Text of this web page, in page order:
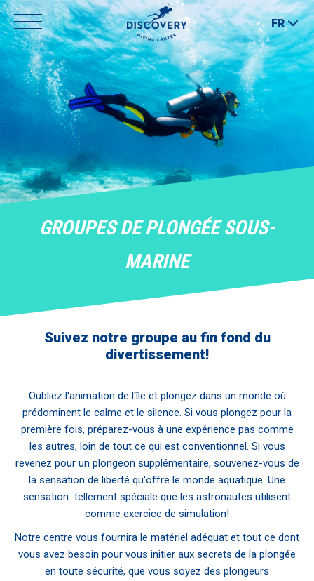
Jump
to
navigation
FR
Back
to
top
GROUPES DE PLONGÉE SOUS-
MARINE
Suivez notre groupe au fin fond du
divertissement!
Oubliez l'animation de l'île et plongez dans un monde où
prédominent le calme et le silence. Si vous plongez pour la
première fois, préparez-vous à une expérience pas comme
les autres, loin de tout ce qui est conventionnel. Si vous
revenez pour un plongeon supplémentaire, souvenez-vous de
la sensation de liberté qu'offre le monde aquatique. Une
sensation tellement spéciale que les astronautes utilisent
comme exercice de simulation!
Notre centre vous fournira le matériel adéquat et tout ce dont
vous avez besoin pour vous initier aux secrets de la plongée
en toute sécurité, que vous soyez des plongeurs